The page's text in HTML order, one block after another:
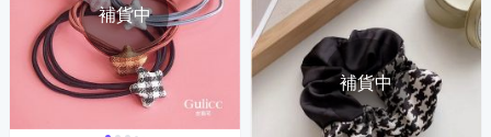
補貨中
補貨中